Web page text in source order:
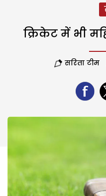
क्रिकेट में भी
सरिता टीम